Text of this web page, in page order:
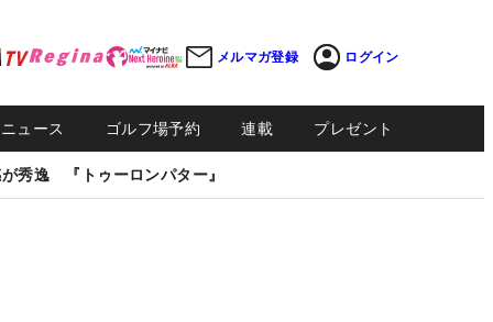
メルマガ登録 ログイン
ュース ゴルフ場予約 連載 プレゼント
秀逸 『トゥーロンパター』